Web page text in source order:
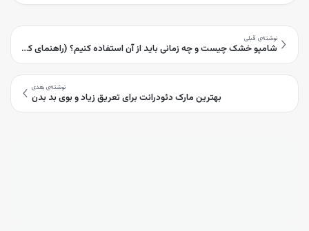
نوشته‌ی قبلی
شامپو خشک چیست و چه زمانی باید از آن استفاده کنیم؟ (راهنمای کامل)
نوشته‌ی بعدی
بهترین مارک دئودرانت برای تعریق زیاد و بوی بد بدن